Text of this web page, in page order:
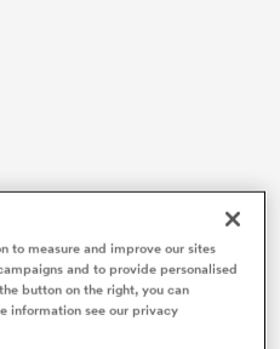
to measure and improve our sites
and to provide personalised
button on the right, you can
information see our privacy